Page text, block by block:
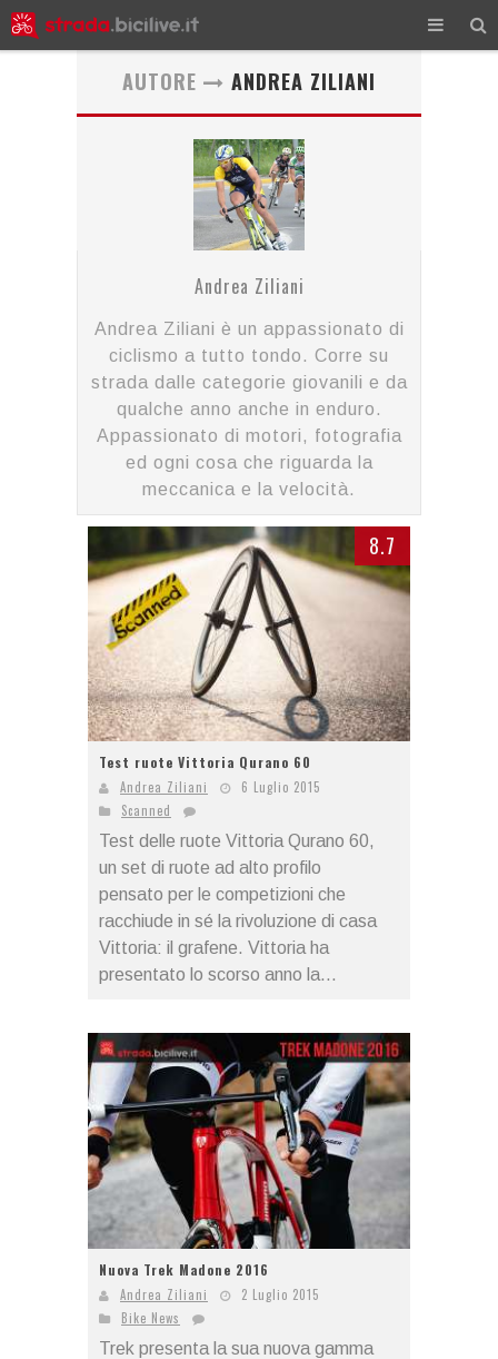
AUTORE ANDREA ZILIANI
Andrea Ziliani
Andrea Ziliani è un appassionato di
ciclismo a tutto tondo. Corre su
strada dalle categorie giovanili e da
qualche anno anche in enduro.
Appassionato di motori, fotografia
ed ogni cosa che riguarda la
meccanica e la velocità.
8.7
Test ruote Vittoria Qurano 60
Andrea Ziliani
6 Luglio 2015
Scanned
Test delle ruote Vittoria Qurano 60,
un set di ruote ad alto profilo
pensato per le competizioni che
racchiude in sé la rivoluzione di casa
Vittoria: il grafene. Vittoria ha
presentato lo scorso anno la...
Nuova Trek Madone 2016
Andrea Ziliani
2 Luglio 2015
Bike News
Trek presenta la sua nuova gamma